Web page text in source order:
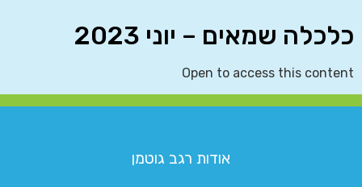
כלכלה שמאים – יוני 2023
Open to access this content
אודות רגב גוטמן